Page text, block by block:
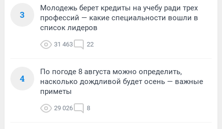
3
Молодежь берет кредиты на учебу ради трех
профессий — какие специальности вошли в
список лидеров
31 463 22
4
По погоде 8 августа можно определить,
насколько дождливой будет осень — важные
приметы
29 026 8